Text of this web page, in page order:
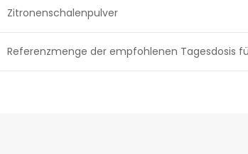
Zitronenschalenpulver
Referenzmenge der empfohlenen Tagesdosis